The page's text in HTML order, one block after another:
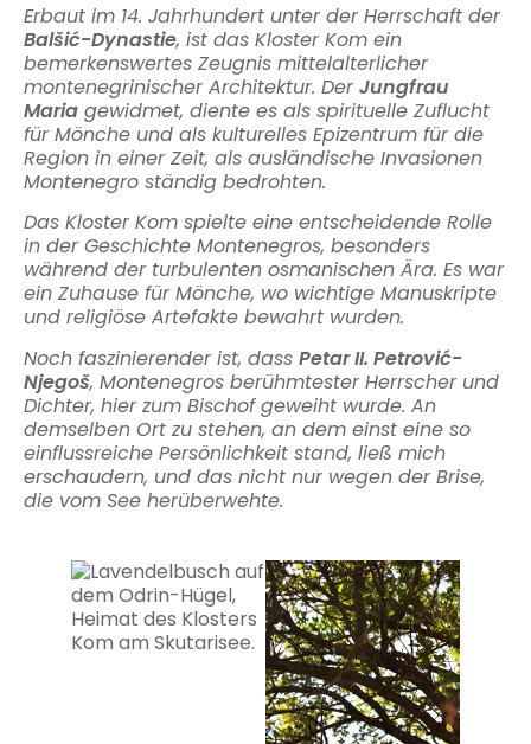
Erbaut im 14. Jahrhundert unter der Herrschaft der
Balšić-Dynastie, ist das Kloster Kom ein
bemerkenswertes Zeugnis mittelalterlicher
montenegrinischer Architektur. DerJungfrau
Maria gewidmet, diente es als spirituelle Zuflucht
für Mönche und als kulturelles Epizentrum für die
Region in einer Zeit, als ausländische Invasionen
Montenegro ständig bedrohten.
Das Kloster Kom spielte eine entscheidende Rolle
in der Geschichte Montenegros, besonders
während der turbulenten osmanischen Ära. Es war
ein Zuhause für Mönche, wo wichtige Manuskripte
und religiöse Artefakte bewahrt wurden.
Noch faszinierender ist, dass Petar II. Petrović-
Njegoš, Montenegros berühmtester Herrscher und
Dichter, hier zum Bischof geweiht wurde. An
demselben Ort zu stehen, an dem einst eine so
einflussreiche Persönlichkeit stand, ließ mich
erschaudern, und das nicht nur wegen der Brise,
die vom See herüberwehte.